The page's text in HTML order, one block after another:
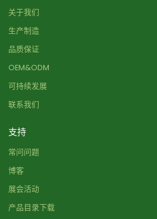
关于我们
生产制造
品质保证
OEM&ODM
可持续发展
联系我们
支持
常问问题
博客
展会活动
产品目录下载